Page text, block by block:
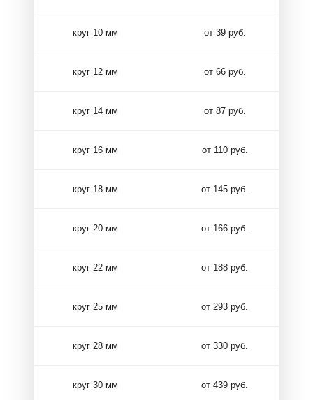
круг 10 мм от 39 руб.
круг 12 мм от 66 руб.
круг 14 мм от 87 руб.
круг 16 мм от 110 руб.
круг 18 мм от 145 руб.
круг 20 мм от 166 руб.
круг 22 мм от 188 руб.
круг 25 мм от 293 руб.
круг 28 мм от 330 руб.
круг 30 мм от 439 руб.